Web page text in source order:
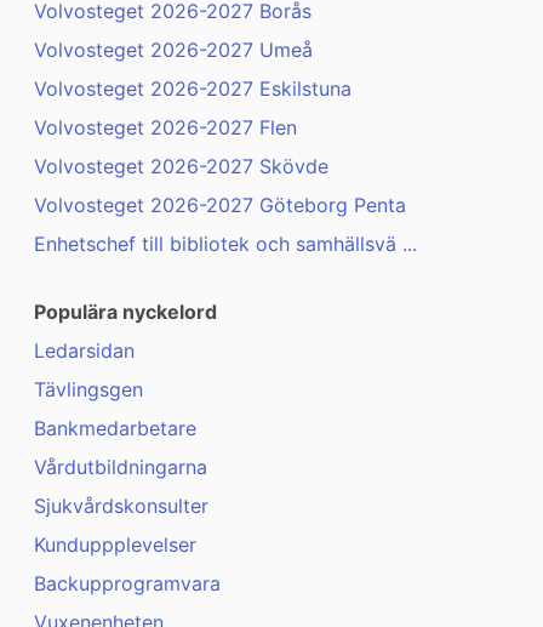
Volvosteget 2026-2027 Borås
Volvosteget 2026-2027 Umeå
Volvosteget 2026-2027 Eskilstuna
Volvosteget 2026-2027 Flen
Volvosteget 2026-2027 Skövde
Volvosteget 2026-2027 Göteborg Penta
Enhetschef till bibliotek och samhällsvä ...
Populära nyckelord
Ledarsidan
Tävlingsgen
Bankmedarbetare
Vårdutbildningarna
Sjukvårdskonsulter
Kunduppplevelser
Backupprogramvara